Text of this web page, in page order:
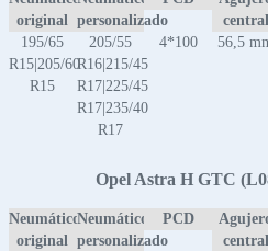
original personalizado
central
195/65
R15|205/60
R15
205/55
R16|215/45
R17|225/45
R17|235/40
R17
4*100 56,5
Opel Astra H GTC
Neumático
original
Neumático
personalizado
PCD
central